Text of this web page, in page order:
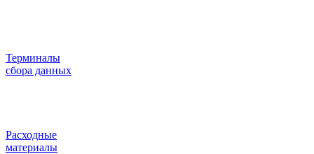
Терминалы
сбора данных
Расходные
материалы